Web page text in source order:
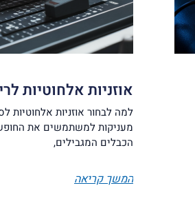
אוזניות אלחוטיות
למה לבחור אוזניות אלחוטיות
מעניקות למשתמשים את החופש
הכבלים המגבילים,
המשך קריאה